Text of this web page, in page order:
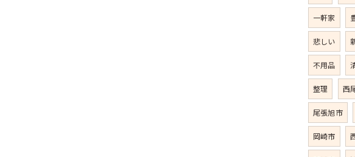
一軒家
悲しい
不用品
整理 西
尾張旭市
岡崎市